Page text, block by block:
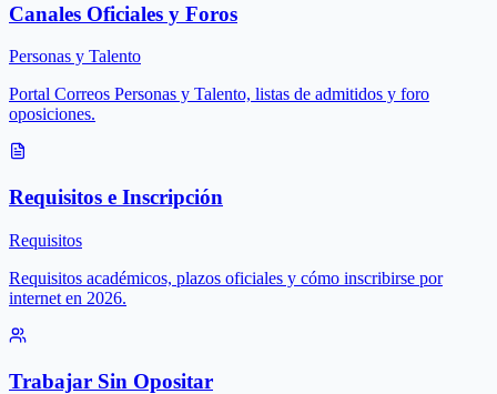
Canales Oficiales y Foros
Personas y Talento
Portal Correos Personas y Talento, listas de admitidos y foro
oposiciones.
Requisitos e Inscripción
Requisitos
Requisitos académicos, plazos oficiales y cómo inscribirse por
internet en 2026.
Trabajar Sin Opositar